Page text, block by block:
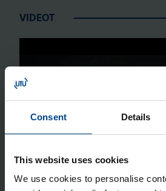
Consent Details
This website uses cookies
We use cookies to personalise
VIDEOT